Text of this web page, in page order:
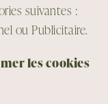
suivantes :
ou Publicitaire.
les cookies